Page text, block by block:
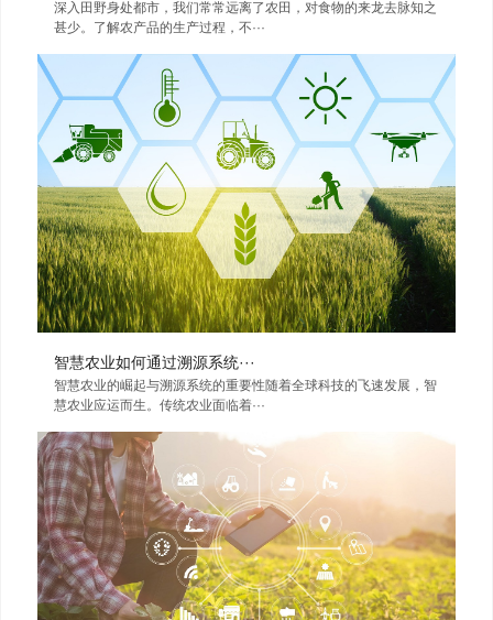
深入田野身处都市，我们常常远离了农田，对食物的来龙去脉知之
甚少。了解农产品的生产过程，不···
智慧农业如何通过溯源系统···
智慧农业的崛起与溯源系统的重要性随着全球科技的飞速发展，智
慧农业应运而生。传统农业面临着···